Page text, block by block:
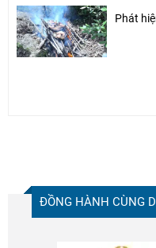
Phát
ĐỒNG HÀNH CÙNG